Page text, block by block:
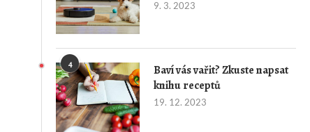
9. 3. 2023
4
Baví vás vařit? Zkuste napsat
knihu receptů
19. 12. 2023